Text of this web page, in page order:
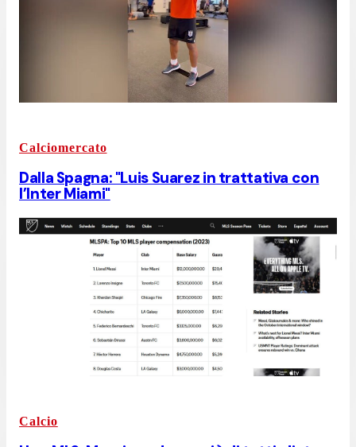
Calciomercato
Dalla Spagna: "Luis Suarez in trattativa con
l’Inter Miami"
Calcio